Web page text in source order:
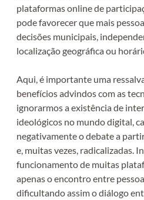
plataformas online de
pode favorecer que mais
decisões municipais,
localização geográfica ou
Aqui, é importante uma
benefícios advindos com as
ignorarmos a existência de
ideológicos no mundo digital,
negativamente o debate a
e, muitas vezes, radicalizadas.
funcionamento de muitas
apenas o encontro entre
dificultando assim o diálogo